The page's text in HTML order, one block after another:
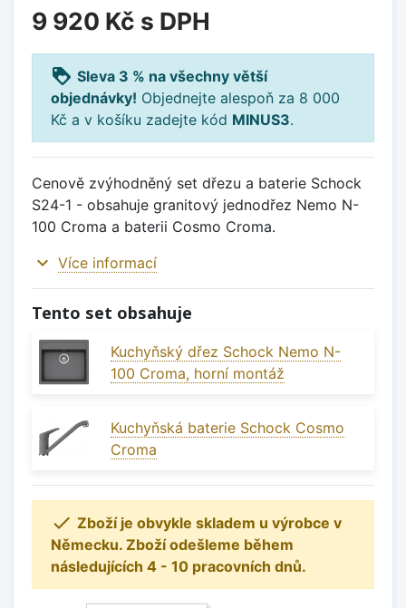
9 920 Kč s DPH
loyalty Sleva 3 % na všechny větší
objednávky! Objednejte alespoň za 8 000
Kč a v košíku zadejte kód MINUS3.
Cenově zvýhodněný set dřezu a baterie Schock
S24-1 - obsahuje granitový jednodřez Nemo N-
100 Croma a baterii Cosmo Croma.
expand_more Více informací
Tento set obsahuje
Kuchyňský dřez Schock Nemo N-
100 Croma, horní montáž
Kuchyňská baterie Schock Cosmo
Croma
 Zboží je obvykle skladem u výrobce v
Německu. Zboží odešleme během
následujících 4 - 10 pracovních dnů.